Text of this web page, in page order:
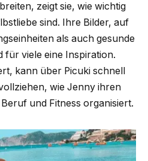
zeigt sie, wie wichtig
sind. Ihre Bilder, auf
als auch gesunde
für viele eine Inspiration.
kann über Picuki schnell
wie Jenny ihren
und Fitness organisiert.